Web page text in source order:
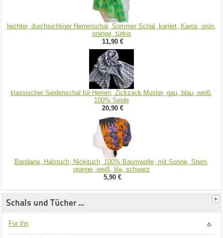
leichter, durchsichtiger Herrenschal, Sommer Schal, kariert, Karos, grün,
orange, türkis
11,90 €
klassischer Seidenschal für Herren, Zickzack Muster, gau, blau, weiß,
100% Seide
20,90 €
Bandana, Halstuch, Nickituch, 100% Baumwolle, mit Sonne, Stern,
orange, weiß, lila, schwarz
5,90 €
Schals und Tücher ...
Für ihn